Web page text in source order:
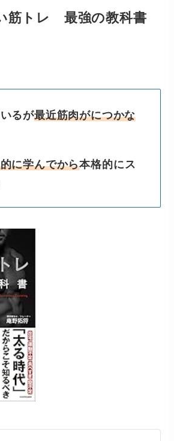
筋トレ 最強の教科書
るが最近筋肉がにつかな
に学んでから本格的にス